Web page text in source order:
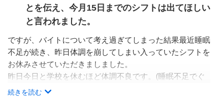
とを伝え、今月15日までのシフトは出てほしい
と言われました。
ですが、バイトについて考え過ぎてしまった結果最近睡眠
不足が続き、昨日体調を崩してしまい入っていたシフトを
お休みさせていただきましました。
昨日今日と学校を休むほど体調不良です。(睡眠不足でぐ
ったりしており、胃の調子が悪く、昨日今日とほとんど食
続きを読む